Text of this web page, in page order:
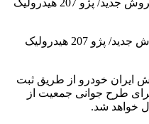
اطلاعیه ایران خودرو برای پیش فروش جدید/ پژو 207 هیدرولیک
ایران خودرو از طریق ثبت
طرح جوانی جمعیت از